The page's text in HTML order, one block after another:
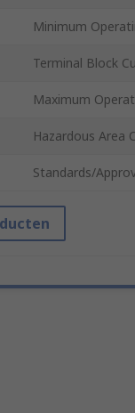
Minimum
Terminal Block
Maximum
Hazardous Area
Standards/